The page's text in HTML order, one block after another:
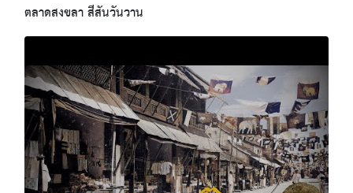
ตลาดสงขลา สีสันวันวาน